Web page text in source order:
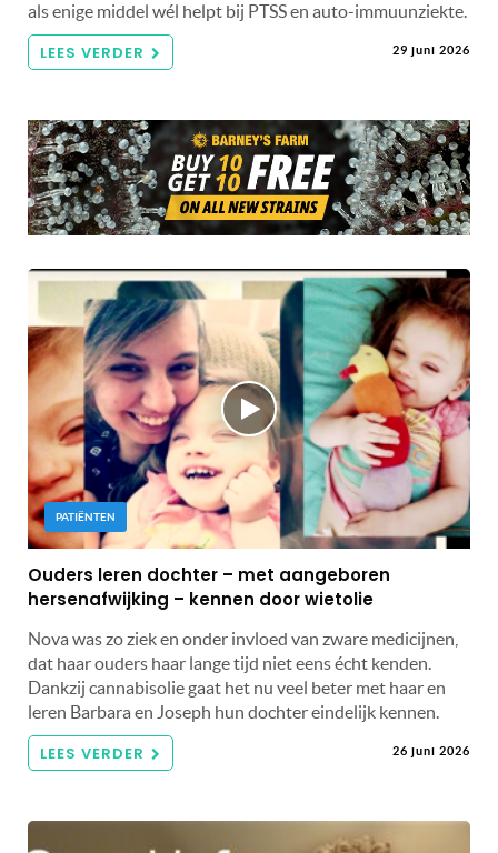
als enige middel wél helpt bij PTSS en auto-immuunziekte.
LEES VERDER 29 juni 2026
PATIËNTEN
Ouders leren dochter – met aangeboren
hersenafwijking – kennen door wietolie
Nova was zo ziek en onder invloed van zware medicijnen,
dat haar ouders haar lange tijd niet eens écht kenden.
Dankzij cannabisolie gaat het nu veel beter met haar en
leren Barbara en Joseph hun dochter eindelijk kennen.
LEES VERDER 26 juni 2026